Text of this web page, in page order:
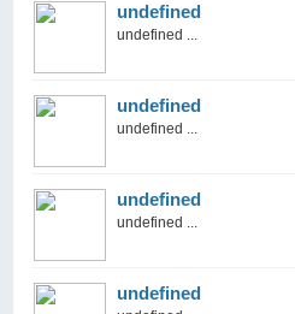
undefined
undefined ...
undefined
undefined ...
undefined
undefined ...
undefined